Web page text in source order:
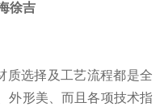
徐吉
质选择及工艺流程都是全
外形美、而且各项技术指